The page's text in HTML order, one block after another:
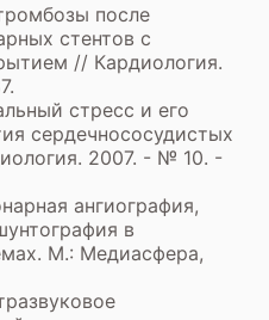
после
стентов с
// Кардиология.
стресс и его
сердечнососудистых
2007. - № 10. -
ангиография,
в
М.: Медиасфера,